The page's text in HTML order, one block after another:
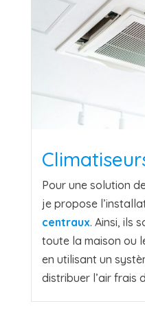
Pour une solution
je propose
centraux. Ainsi, ils
toute la maison ou
en utilisant un
distribuer l’air frais